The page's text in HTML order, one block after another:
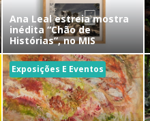
Ana Leal estreia mostra
inédita “Chão de
Histórias”, no MIS
Exposições E Eventos